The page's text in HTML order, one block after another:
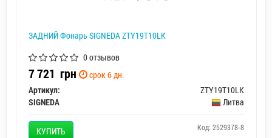
ЗАДНИЙ Фонарь SIGNEDA ZTY19T10LK
0 отзывов
7 721 грн
срок 6 дн.
Артикул:
ZTY19T10LK
SIGNEDA
Литва
КУПИТЬ Код: 2529378-8